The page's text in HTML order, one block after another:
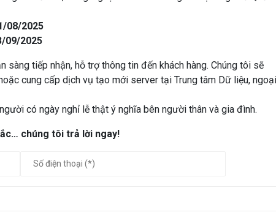
08/2025
09/2025
sàng tiếp nhận, hỗ trợ thông tin đến khách hàng. Chúng tôi sẽ
cung cấp dịch vụ tạo mới server tại Trung tâm Dữ liệu, ngoại
có ngày nghỉ lễ thật ý nghĩa bên người thân và gia đình.
chúng tôi trả lời ngay!